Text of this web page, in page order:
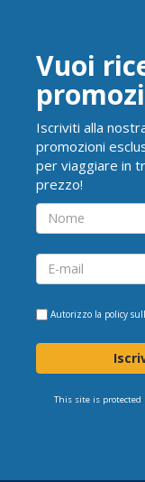
Vuoi
Iscriviti alla
promozioni
per viaggiare in
prezzo!
Autorizzo la policy
This site is protected